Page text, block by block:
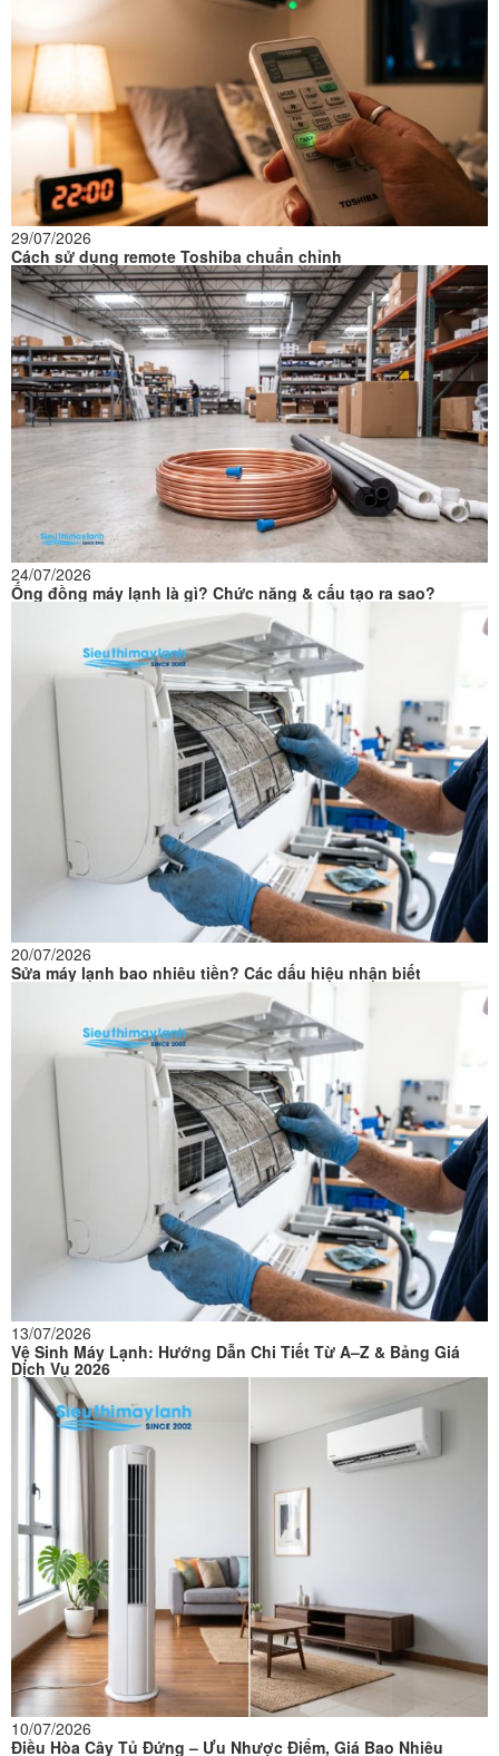
29/07/2026
Cách sử dụng remote Toshiba chuẩn chỉnh
24/07/2026
Ống đồng máy lạnh là gì? Chức năng & cấu tạo ra sao?
20/07/2026
Sửa máy lạnh bao nhiêu tiền? Các dấu hiệu nhận biết
13/07/2026
Vệ Sinh Máy Lạnh: Hướng Dẫn Chi Tiết Từ A–Z & Bảng Giá
Dịch Vụ 2026
10/07/2026
Điều Hòa Cây Tủ Đứng – Ưu Nhược Điểm, Giá Bao Nhiêu